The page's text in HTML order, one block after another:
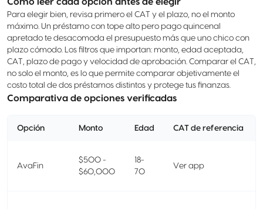
Para elegir bien, revisa primero el CAT y el plazo, no el monto
máximo. Un préstamo con tope alto pero pago quincenal
apretado te desacomoda el presupuesto más que uno chico con
plazo cómodo. Los filtros que importan: monto, edad aceptada,
CAT, plazo de pago y velocidad de aprobación. Comparar el CAT,
no solo el monto, es lo que permite comparar objetivamente el
costo total de dos préstamos distintos y protege tus finanzas.
Comparativa de opciones verificadas
Opción Monto Edad CAT de referencia
AvaFin
$500 -
$60,000
18-
70
Ver app